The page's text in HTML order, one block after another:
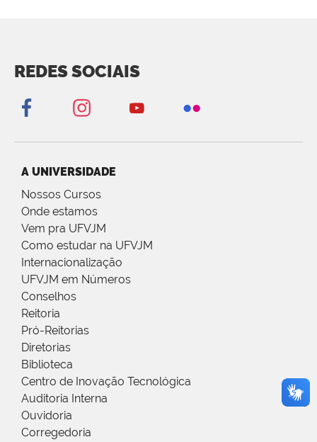
REDES SOCIAIS
A UNIVERSIDADE
Nossos Cursos
Onde estamos
Vem pra UFVJM
Como estudar na UFVJM
Internacionalização
UFVJM em Números
Conselhos
Reitoria
Pró-Reitorias
Diretorias
Biblioteca
Centro de Inovação Tecnológica
Auditoria Interna
Ouvidoria
Corregedoria